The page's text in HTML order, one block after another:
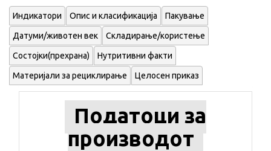
Индикатори Опис и класификација Пакување
Датуми/животен век Складирање/користење
Состојки(прехрана) Нутритивни факти
Материјали за рециклирање Целосен приказ
Податоци за
производот